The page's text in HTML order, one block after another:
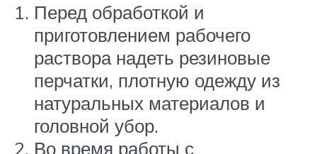
Перед обработкой и
приготовлением рабочего
раствора надеть резиновые
перчатки, плотную одежду из
натуральных материалов и
головной убор.
Во время работы с